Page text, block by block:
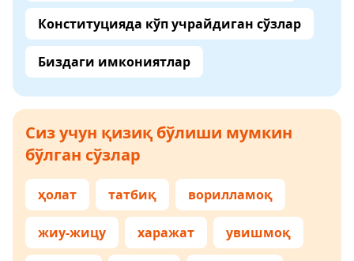
Конституцияда кўп учрайдиган сўзлар
Биздаги имкониятлар
Сиз учун қизиқ бўлиши мумкин
бўлган сўзлар
ҳолат татбиқ ворилламоқ
жиу-жицу харажат увишмоқ